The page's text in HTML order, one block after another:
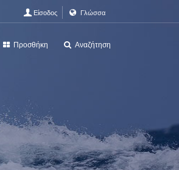
Είσοδος Γλώσσα
Προσθήκη Αναζήτηση